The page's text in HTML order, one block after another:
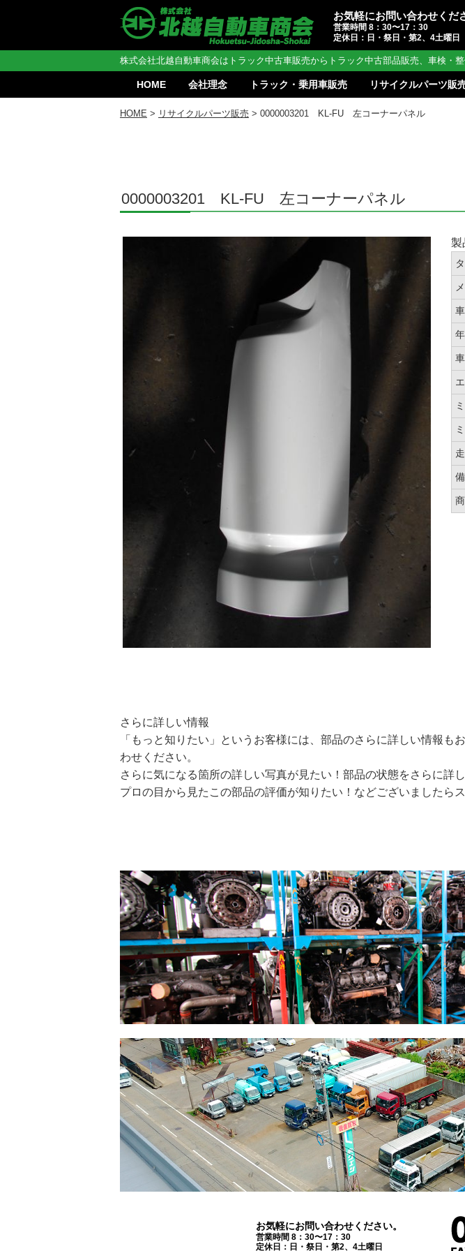
お気軽にお問い合わせくだ
営業時間 8：30〜17：30
定休日：日・祭日・第2、4土曜日
株式会社北越自動車商会はトラック中古車販売からトラック中古部品販売、車検・
HOME 会社理念 トラック・乗用車販売 リサイクルパーツ販
HOME > リサイクルパーツ販売 > 0000003201 KL-FU 左コーナーパネル
0000003201 KL-FU 左コーナーパネル
製
さらに詳しい情報
「もっと知りたい」というお客様には、部品のさらに詳しい情報
わせください。
さらに気になる箇所の詳しい写真が見たい！部品の状態をさらに詳
プロの目から見たこの部品の評価が知りたい！などございましたら
お気軽にお問い合わせください。
営業時間 8：30〜17：30
定休日：日・祭日・第2、4土曜日